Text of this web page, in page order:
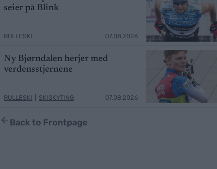
seier på Blink
RULLESKI 07.08.2026
Ny Bjørndalen herjer med
verdensstjernene
RULLESKI SKISKYTING 07.08.2026
Back to Frontpage